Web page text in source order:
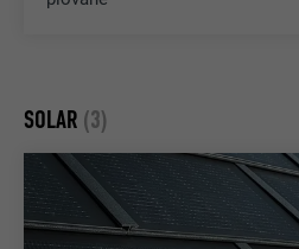
SOLAR (3)
NOME
PROVIDER Pinterest
DECORSO 1 anno